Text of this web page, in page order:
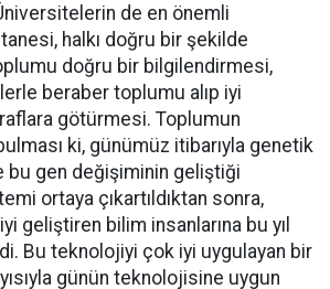
de en önemli
halkı doğru bir şekilde
doğru bir bilgilendirmesi,
beraber toplumu alıp iyi
götürmesi. Toplumun
ki, günümüz itibarıyla genetik
bu gen değişiminin geliştiği
ortaya çıkartıldıktan sonra,
geliştiren bilim insanlarına bu yıl
Bu teknolojiyi çok iyi uygulayan bir
günün teknolojisine uygun